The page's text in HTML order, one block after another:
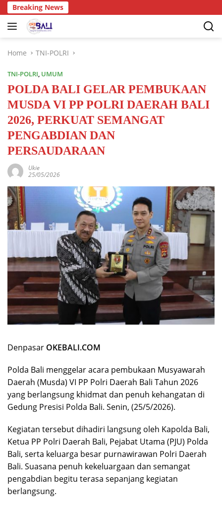
Breaking News
Home TNI-POLRI
TNI-POLRI, UMUM
POLDA BALI GELAR PEMBUKAAN
MUSDA VI PP POLRI DAERAH BALI
2026, PERKUAT SEMANGAT
PENGABDIAN DAN
PERSAUDARAAN
Ukie
25/05/2026
Denpasar OKEBALI.COM
Polda Bali menggelar acara pembukaan Musyawarah
Daerah (Musda) VI PP Polri Daerah Bali Tahun 2026
yang berlangsung khidmat dan penuh kehangatan di
Gedung Presisi Polda Bali. Senin, (25/5/2026).
Kegiatan tersebut dihadiri langsung oleh Kapolda Bali,
Ketua PP Polri Daerah Bali, Pejabat Utama (PJU) Polda
Bali, serta keluarga besar purnawirawan Polri Daerah
Bali. Suasana penuh kekeluargaan dan semangat
pengabdian begitu terasa sepanjang kegiatan
berlangsung.